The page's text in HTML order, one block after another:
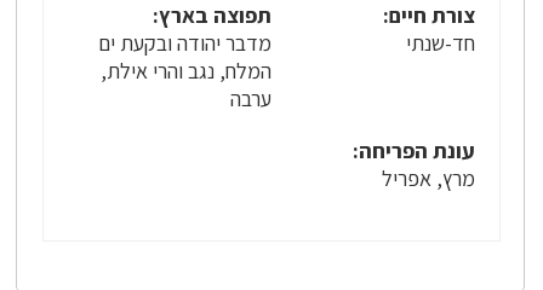
צורת חיים:
חד-שנתי
תפוצה בארץ:
מדבר יהודה ובקעת ים
המלח, נגב והרי אילת,
ערבה
עונת הפריחה:
מרץ, אפריל